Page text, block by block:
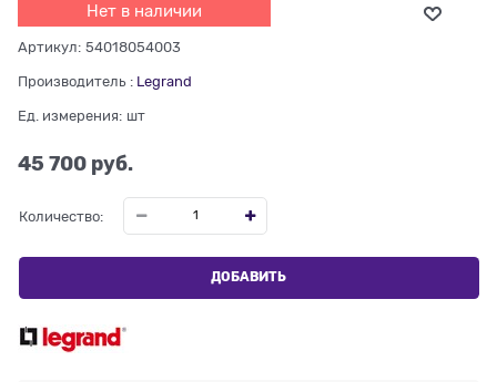
Нет в наличии
Артикул: 54018054003
Производитель : Legrand
Ед. измерения: шт
45 700 руб.
Количество:
ДОБАВИТЬ